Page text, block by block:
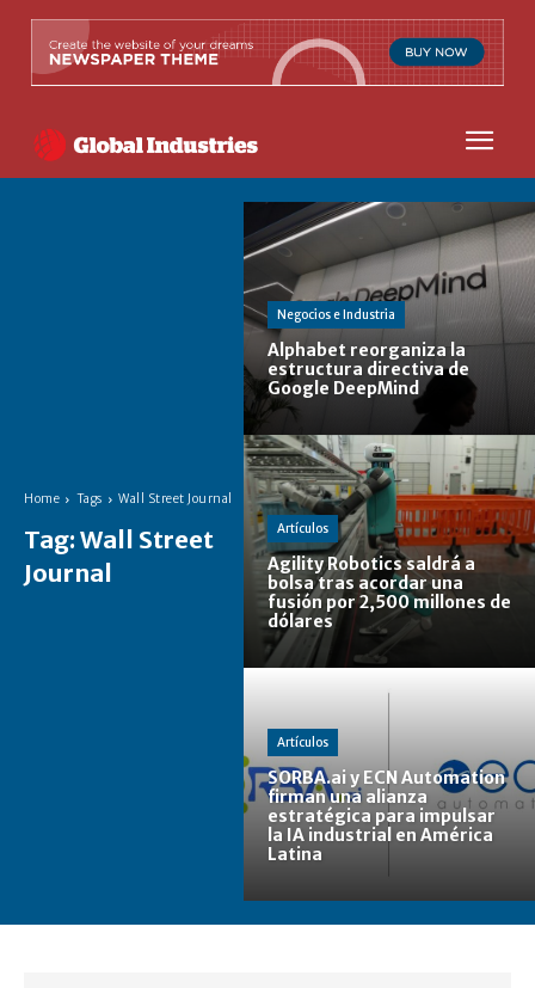
Home Tags Wall Street Journal
Tag: Wall Street
Journal
Negocios e Industria
Alphabet reorganiza la
estructura directiva de
Google DeepMind
Artículos
Agility Robotics saldrá a
bolsa tras acordar una
fusión por 2,500 millones de
dólares
Artículos
SORBA.ai y ECN Automation
firman una alianza
estratégica para impulsar
la IA industrial en América
Latina